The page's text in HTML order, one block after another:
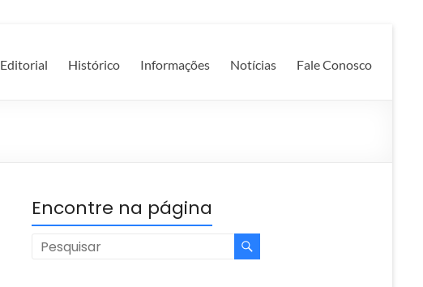
Editorial Histórico Informações Notícias Fale Conosco
Encontre na página